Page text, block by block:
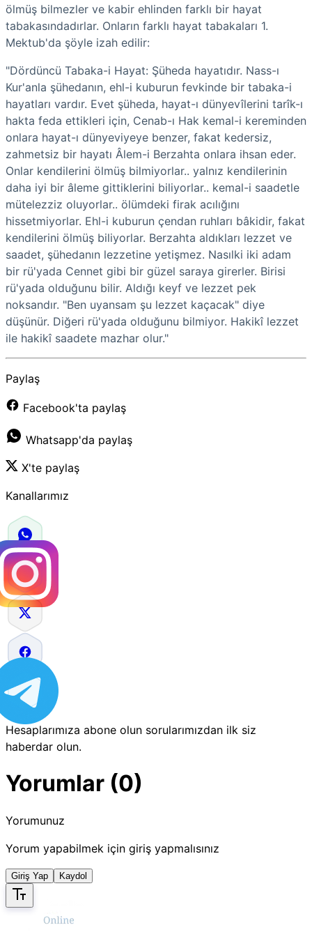
ölmüş bilmezler ve kabir ehlinden farklı bir hayat
tabakasındadırlar. Onların farklı hayat tabakaları 1.
Mektub'da şöyle izah edilir:
"Dördüncü Tabaka-i Hayat: Şüheda hayatıdır. Nass-ı
Kur'anla şühedanın, ehl-i kuburun fevkinde bir tabaka-i
hayatları vardır. Evet şüheda, hayat-ı dünyevîlerini tarîk-ı
hakta feda ettikleri için, Cenab-ı Hak kemal-i kereminden
onlara hayat-ı dünyeviyeye benzer, fakat kedersiz,
zahmetsiz bir hayatı Âlem-i Berzahta onlara ihsan eder.
Onlar kendilerini ölmüş bilmiyorlar.. yalnız kendilerinin
daha iyi bir âleme gittiklerini biliyorlar.. kemal-i saadetle
mütelezziz oluyorlar.. ölümdeki firak acılığını
hissetmiyorlar. Ehl-i kuburun çendan ruhları bâkidir, fakat
kendilerini ölmüş biliyorlar. Berzahta aldıkları lezzet ve
saadet, şühedanın lezzetine yetişmez. Nasılki iki adam
bir rü'yada Cennet gibi bir güzel saraya girerler. Birisi
rü'yada olduğunu bilir. Aldığı keyf ve lezzet pek
noksandır. "Ben uyansam şu lezzet kaçacak" diye
düşünür. Diğeri rü'yada olduğunu bilmiyor. Hakikî lezzet
ile hakikî saadete mazhar olur."
Paylaş
Facebook'ta paylaş
Whatsapp'da paylaş
X'te paylaş
Kanallarımız
Hesaplarımıza abone olun sorularımızdan ilk siz
haberdar olun.
Yorumlar (0)
Yorumunuz
Yorum yapabilmek için giriş yapmalısınız
Giriş Yap Kaydol